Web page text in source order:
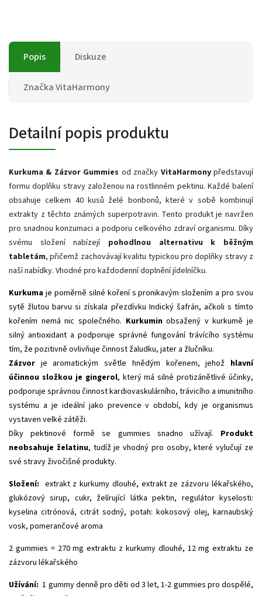
Popis Diskuze
ZnačkaVitaHarmony
Detailní popis produktu
Kurkuma & Zázvor Gummies od značky VitaHarmonypředstavují
formu doplňku stravy založenou na rostlinném pektinu. Každé balení
obsahuje celkem 40 kusů želé bonbonů, které v sobě kombinují
extrakty z těchto známých superpotravin. Tento produkt je navržen
pro snadnou konzumaci a podporu celkového zdraví organismu. Díky
svému složení nabízejí pohodlnou alternativu k běžným
tabletám, přičemž zachovávají kvalitu typickou pro doplňky stravy z
naší nabídky. Vhodné pro každodenní doplnění jídelníčku.
Kurkuma je poměrně silné koření s pronikavým složením a pro svou
sytě žlutou barvu si získala přezdívku Indický šafrán, ačkoli s tímto
kořením nemá nic společného. Kurkuminobsažený v kurkumě je
silný antioxidant a podporuje správné fungování trávícího systému
tím, že pozitivně ovlivňuje činnost žaludku, jater a žlučníku.
Zázvor je aromatickým světle hnědým kořenem, jehož hlavní
účinnou složkou je gingerol, který má silné protizánětlivé účinky,
podporuje správnou činnost kardiovaskulárního, trávicího a imunitního
systému a je ideální jako prevence v období, kdy je organismus
vystaven velké zátěži.
Díky pektinové formě se gummies snadno užívají. Produkt
neobsahuje želatinu, tudíž je vhodný pro osoby, které vylučují ze
své stravy živočišné produkty.
Složení: extrakt z kurkumy dlouhé, extrakt ze zázvoru lékařského,
glukózový sirup, cukr, želírující látka pektin, regulátor kyselosti:
kyselina citrónová, citrát sodný, potah: kokosový olej, karnaubský
vosk, pomerančové aroma
2 gummies = 270 mg extraktu z kurkumy dlouhé, 12 mg extraktu ze
zázvoru lékařského
Užívání: 1 gummy denně pro děti od 3 let, 1-2 gummies pro dospělé,